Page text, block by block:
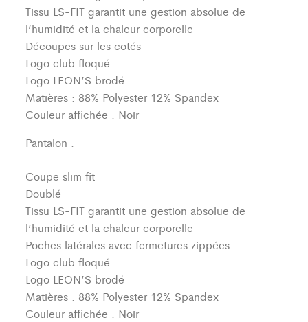
Tissu LS-FIT garantit une gestion absolue de
l’humidité et la chaleur corporelle
Découpes sur les cotés
Logo club floqué
Logo LEON’S brodé
Matières : 88% Polyester 12% Spandex
Couleur affichée : Noir
Pantalon :
Coupe slim fit
Doublé
Tissu LS-FIT garantit une gestion absolue de
l’humidité et la chaleur corporelle
Poches latérales avec fermetures zippées
Logo club floqué
Logo LEON’S brodé
Matières : 88% Polyester 12% Spandex
Couleur affichée : Noir